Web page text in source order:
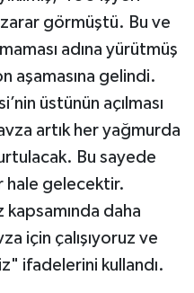
zarar görmüştü. Bu ve
adına yürütmüş
aşamasına gelindi.
üstünün açılması
artık her yağmurda
Bu sayede
hale gelecektir.
kapsamında daha
için çalışıyoruz ve
ifadelerini kullandı.